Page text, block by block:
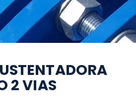
2 VIAS